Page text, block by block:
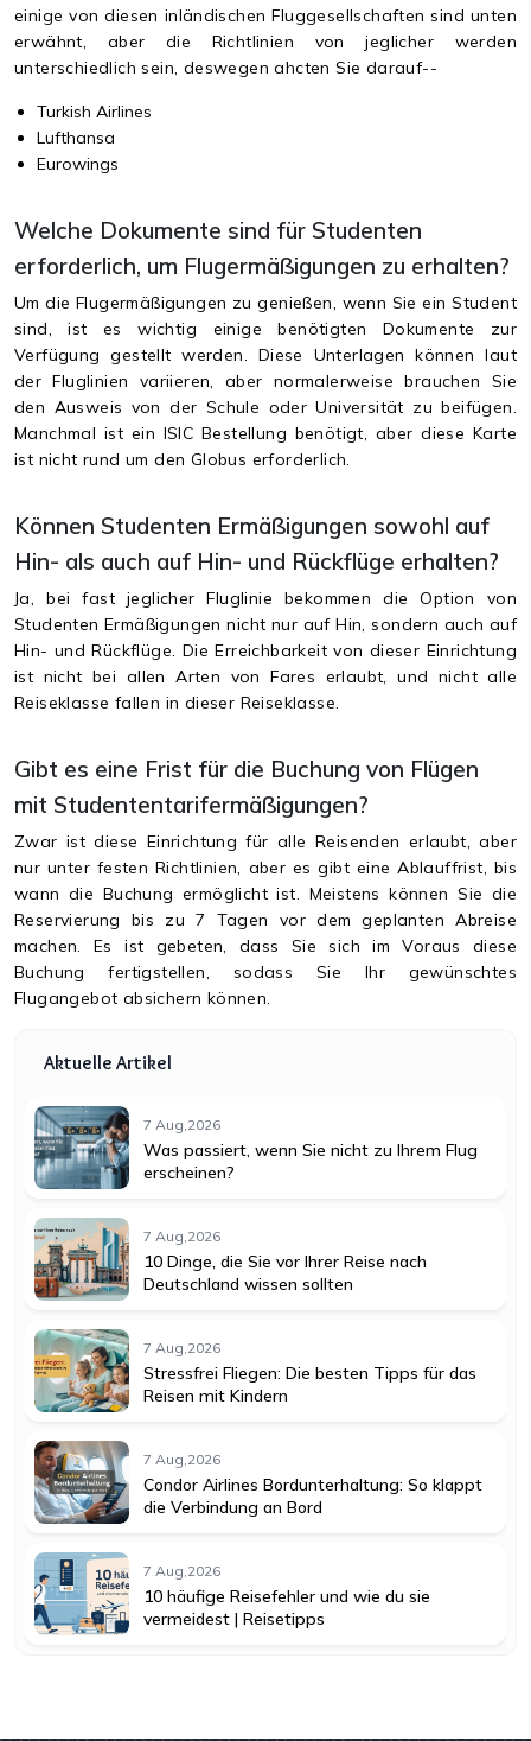
einige von diesen inländischen Fluggesellschaften sind unten
erwähnt, aber die Richtlinien von jeglicher werden
unterschiedlich sein, deswegen ahcten Sie darauf--
Turkish Airlines
Lufthansa
Eurowings
Welche Dokumente sind für Studenten
erforderlich, um Flugermäßigungen zu erhalten?
Um die Flugermäßigungen zu genießen, wenn Sie ein Student
sind, ist es wichtig einige benötigten Dokumente zur
Verfügung gestellt werden. Diese Unterlagen können laut
der Fluglinien variieren, aber normalerweise brauchen Sie
den Ausweis von der Schule oder Universität zu beifügen.
Manchmal ist ein ISIC Bestellung benötigt, aber diese Karte
ist nicht rund um den Globus erforderlich.
Können Studenten Ermäßigungen sowohl auf
Hin- als auch auf Hin- und Rückflüge erhalten?
Ja, bei fast jeglicher Fluglinie bekommen die Option von
Studenten Ermäßigungen nicht nur auf Hin, sondern auch auf
Hin- und Rückflüge. Die Erreichbarkeit von dieser Einrichtung
ist nicht bei allen Arten von Fares erlaubt, und nicht alle
Reiseklasse fallen in dieser Reiseklasse.
Gibt es eine Frist für die Buchung von Flügen
mit Studententarifermäßigungen?
Zwar ist diese Einrichtung für alle Reisenden erlaubt, aber
nur unter festen Richtlinien, aber es gibt eine Ablauffrist, bis
wann die Buchung ermöglicht ist. Meistens können Sie die
Reservierung bis zu 7 Tagen vor dem geplanten Abreise
machen. Es ist gebeten, dass Sie sich im Voraus diese
Buchung fertigstellen, sodass Sie Ihr gewünschtes
Flugangebot absichern können.
Aktuelle Artikel
7 Aug,2026
Was passiert, wenn Sie nicht zu Ihrem Flug
erscheinen?
7 Aug,2026
10 Dinge, die Sie vor Ihrer Reise nach
Deutschland wissen sollten
7 Aug,2026
Stressfrei Fliegen: Die besten Tipps für das
Reisen mit Kindern
7 Aug,2026
Condor Airlines Bordunterhaltung: So klappt
die Verbindung an Bord
7 Aug,2026
10 häufige Reisefehler und wie du sie
vermeidest | Reisetipps